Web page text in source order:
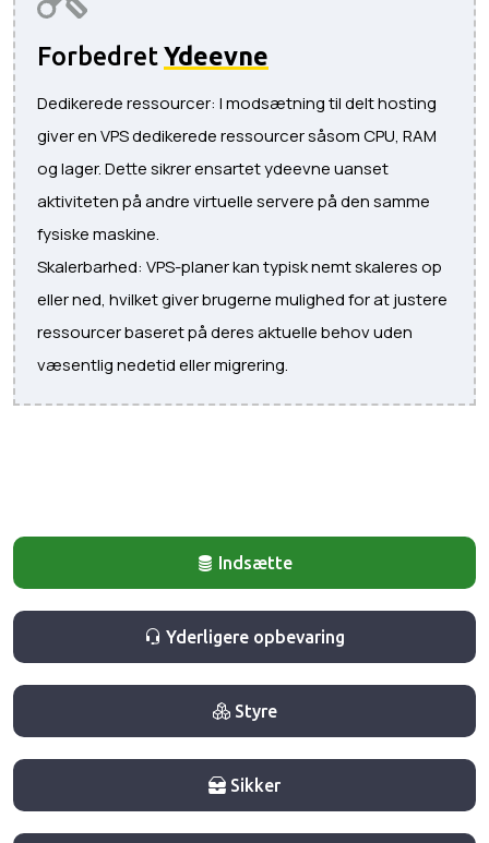
ForbedretYdeevne
Dedikerede ressourcer: I modsætning til delt hosting
giver en VPS dedikerede ressourcer såsom CPU, RAM
og lager. Dette sikrer ensartet ydeevne uanset
aktiviteten på andre virtuelle servere på den samme
fysiske maskine.
Skalerbarhed: VPS-planer kan typisk nemt skaleres op
eller ned, hvilket giver brugerne mulighed for at justere
ressourcer baseret på deres aktuelle behov uden
væsentlig nedetid eller migrering.
Indsætte
Yderligere opbevaring
Styre
Sikker